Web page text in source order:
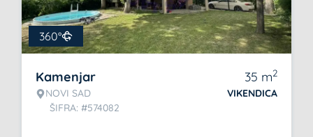
360°
Kamenjar
NOVI SAD
ŠIFRA: #574082
35 m2
VIKENDICA